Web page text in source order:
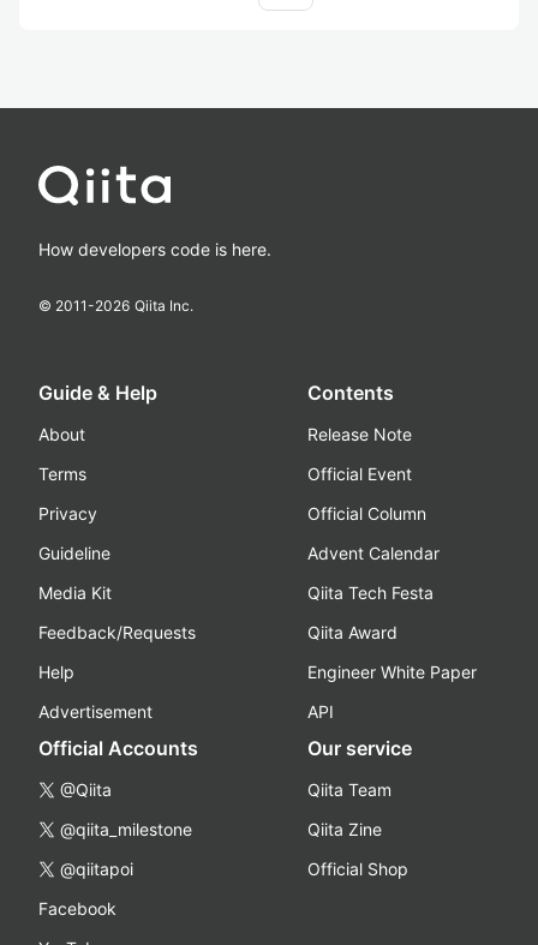
How developers code is here.
© 2011-2026 Qiita Inc.
Guide & Help
About
Terms
Privacy
Guideline
Media Kit
Feedback/Requests
Help
Advertisement
Contents
Release Note
Official Event
Official Column
Advent Calendar
Qiita Tech Festa
Qiita Award
Engineer White Paper
API
Official Accounts
@Qiita
@qiita_milestone
@qiitapoi
Facebook
Our service
Qiita Team
Qiita Zine
Official Shop